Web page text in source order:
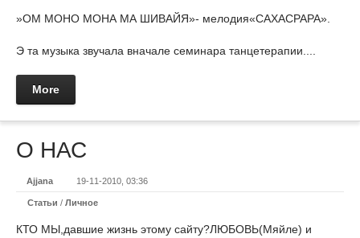
»ОМ МОНО МОНА МА ШИВАЙЯ»- мелодия«САХАСРАРА».
Э та музыка звучала вначале семинара танцетерапии....
More
О НАС
Ajjana 19-11-2010, 03:36
Статьи / Личное
КТО МЫ,давшие жизнь этому сайту?ЛЮБОВЬ(Мяйле) и